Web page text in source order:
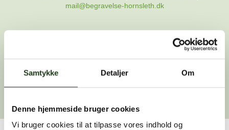
Samtykke Detaljer Om
Denne hjemmeside bruger cookies
Vi bruger cookies til at tilpasse vores indhold og
mail@begravelse-hornsleth.dk
Gå tilbage